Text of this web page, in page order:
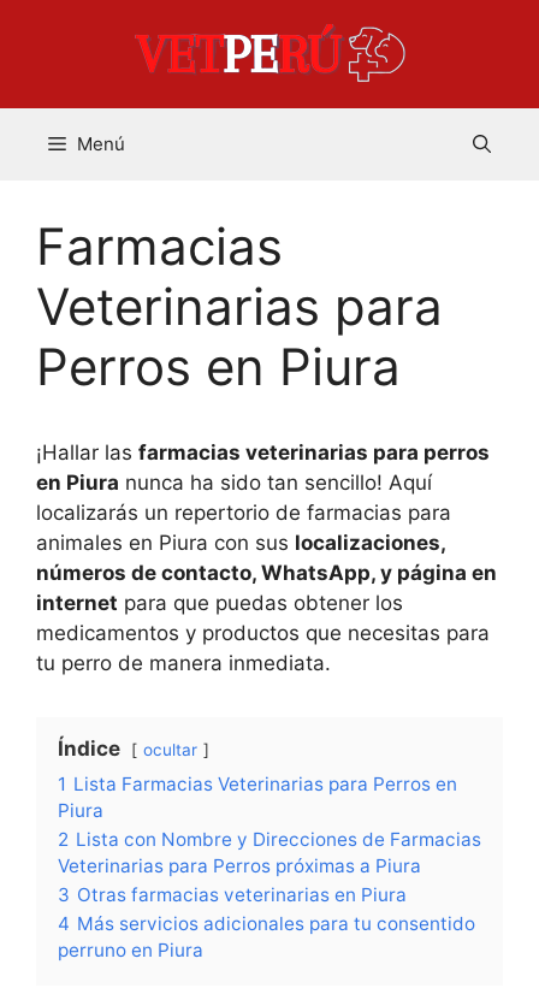
Menú
Farmacias
Veterinarias para
Perros en Piura
¡Hallar las farmacias veterinarias para perros
en Piura nunca ha sido tan sencillo! Aquí
localizarás un repertorio de farmacias para
animales en Piura con sus localizaciones,
números de contacto, WhatsApp, y página en
internet para que puedas obtener los
medicamentos y productos que necesitas para
tu perro de manera inmediata.
Índice ocultar
1 Lista Farmacias Veterinarias para Perros en
Piura
2 Lista con Nombre y Direcciones de Farmacias
Veterinarias para Perros próximas a Piura
3 Otras farmacias veterinarias en Piura
4 Más servicios adicionales para tu consentido
perruno en Piura